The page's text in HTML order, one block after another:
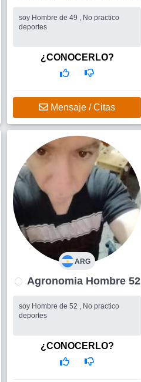
soy Hombre de 49 , No practico
deportes
¿CONOCERLO?
Mensaje / Citas
ARG
Agronomia Hombre 52
soy Hombre de 52 , No practico
deportes
¿CONOCERLO?